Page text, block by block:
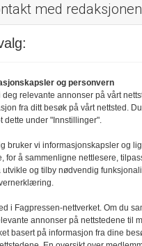
med
Faglige Utvalg (PFU)
av Norsk
klager mot mediene i
17, 0158 Oslo
og personvern
deg relevante annonser på vårt
fra ditt besøk på vårt nettsted.
dette under "Innstillinger".
bruker vi informasjonskapsler og
for å sammenligne nettlesere,
utvikle og tilby nødvendig
i Fagpressen-nettverket. Om du
annonser på nettstedene til
basert på informasjon fra dine